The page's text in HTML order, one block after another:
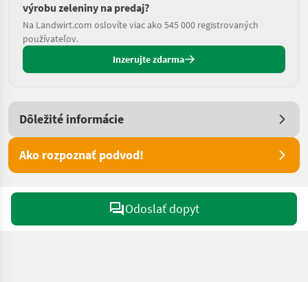
výrobu zeleniny na predaj?
Na Landwirt.com oslovíte viac ako 545 000 registrovaných
používateľov.
Inzerujte zdarma
Dôležité informácie
Ako rozpoznať podvod!
Odoslať dopyt